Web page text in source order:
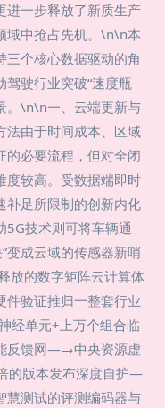
进一步释放了新质生产
域中抢占先机。\n\n本
三个核心数据驱动的角
驶行业突破“速度瓶
。\n\n一、云端更新与
由于时间成本、区域
的必要流程，但对全闭
度较高。受数据端即时
补足所限制的创新内化
5G技术则可将车辆通
变成云域的传感器新哨
放的数字矩阵云计算体
件验证推归一整套行业
经单元+上万个组合临
反馈网—→中央资源虚
的版本发布深度自护—
慧测试的评测编码器与